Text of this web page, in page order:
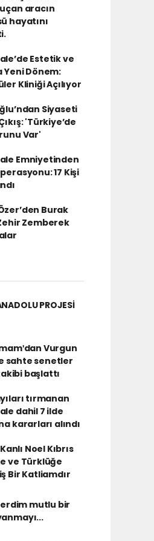
aracın
hayatını
Estetik ve
Yeni Dönem:
Kliniği Açılıyor
Siyaseti
'Türkiye’de
Var'
Emniyetinden
17 Kişi
Burak
Zemberek
PROJESİ
Vurgun
sahte senetler
başlattı
tırmanan
dahil 7 ilde
kararları alındı
Noel Kıbrıs
ve Türklüğe
Bir Katliamdır
mutlu bir